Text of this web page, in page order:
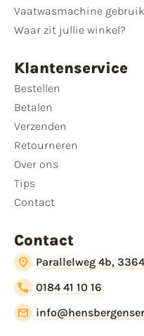
Vaatwasmachine gebruik
Waar zit jullie winkel?
Klantenservice
Bestellen
Betalen
Verzenden
Retourneren
Over ons
Tips
Contact
Contact
Parallelweg 4b,
0184 41 10 16